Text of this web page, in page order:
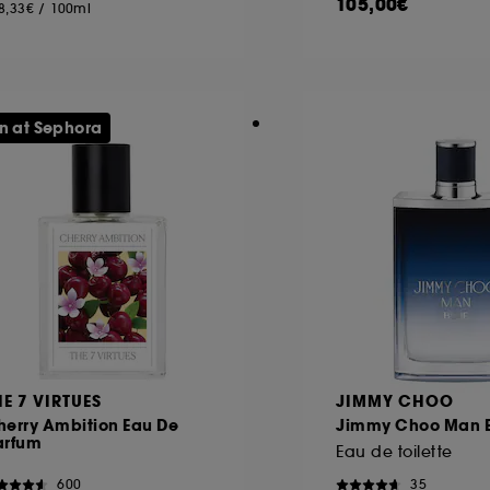
/ 100ml
7 VIRTUES
Ambition Eau De
600
at Sephora
JIMMY CHOO
Jimmy Choo Man
Eau de toilette
35